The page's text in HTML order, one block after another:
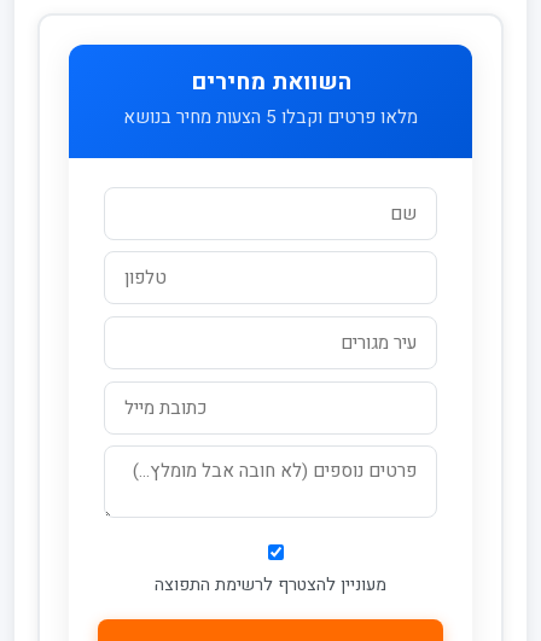
השוואת מחירים
מלאו פרטים וקבלו 5 הצעות מחיר בנושא
מעוניין להצטרף לרשימת התפוצה